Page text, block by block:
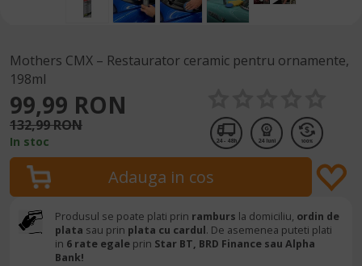
Mothers CMX – Restaurator ceramic pentru ornamente,
198ml
99,99 RON
132,99 RON
In stoc 24 - 48h 24 luni
Produsul se poate plati prin ramburs la domiciliu, ordin de
plata sau prin plata cu cardul. De asemenea puteti plati
in 6 rate egale prin Star BT, BRD Finance sau Alpha
Bank!